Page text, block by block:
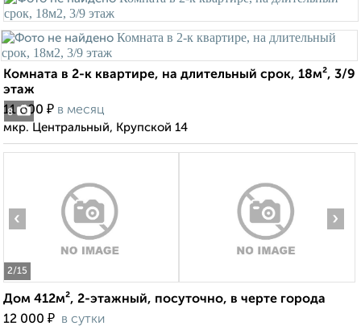
8
Комната в 2-к квартире, на длительный срок, 18м², 3/9
этаж
11 000 ₽ в месяц
мкр. Центральный, Крупской 14
2/15
‹ ›
Дом 412м², 2-этажный, посуточно, в черте города
12 000 ₽ в сутки